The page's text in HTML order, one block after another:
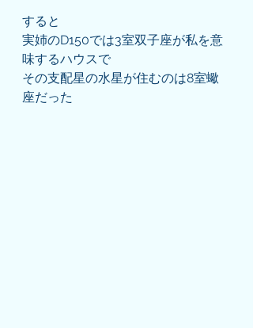
すると
実姉のD150では3室双子座が私を意
味するハウスで
その支配星の水星が住むのは8室蠍
座だった